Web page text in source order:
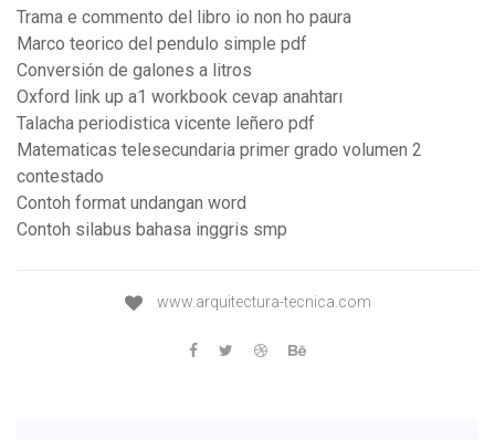
Trama e commento del libro io non ho paura
Marco teorico del pendulo simple pdf
Conversión de galones a litros
Oxford link up a1 workbook cevap anahtarı
Talacha periodistica vicente leñero pdf
Matematicas telesecundaria primer grado volumen 2
contestado
Contoh format undangan word
Contoh silabus bahasa inggris smp
www.arquitectura-tecnica.com